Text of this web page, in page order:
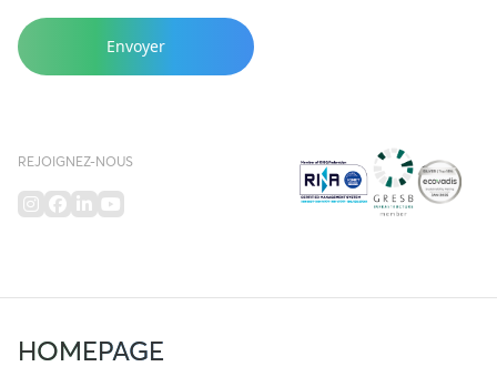
HOMEPAGE
REJOIGNEZ-NOUS